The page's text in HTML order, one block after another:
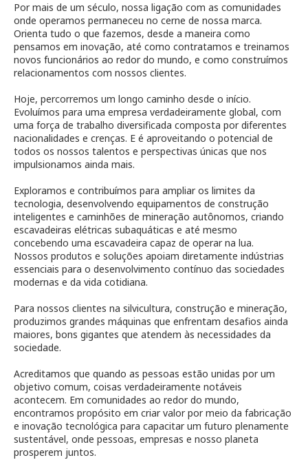
Por mais de um século, nossa ligação com as comunidades
onde operamos permaneceu no cerne de nossa marca.
Orienta tudo o que fazemos, desde a maneira como
pensamos em inovação, até como contratamos e treinamos
novos funcionários ao redor do mundo, e como construímos
relacionamentos com nossos clientes.
Hoje, percorremos um longo caminho desde o início.
Evoluímos para uma empresa verdadeiramente global, com
uma força de trabalho diversificada composta por diferentes
nacionalidades e crenças. E é aproveitando o potencial de
todos os nossos talentos e perspectivas únicas que nos
impulsionamos ainda mais.
Exploramos e contribuímos para ampliar os limites da
tecnologia, desenvolvendo equipamentos de construção
inteligentes e caminhões de mineração autônomos, criando
escavadeiras elétricas subaquáticas e até mesmo
concebendo uma escavadeira capaz de operar na lua.
Nossos produtos e soluções apoiam diretamente indústrias
essenciais para o desenvolvimento contínuo das sociedades
modernas e da vida cotidiana.
Para nossos clientes na silvicultura, construção e mineração,
produzimos grandes máquinas que enfrentam desafios ainda
maiores, bons gigantes que atendem às necessidades da
sociedade.
Acreditamos que quando as pessoas estão unidas por um
objetivo comum, coisas verdadeiramente notáveis
acontecem. Em comunidades ao redor do mundo,
encontramos propósito em criar valor por meio da fabricação
e inovação tecnológica para capacitar um futuro plenamente
sustentável, onde pessoas, empresas e nosso planeta
prosperem juntos.